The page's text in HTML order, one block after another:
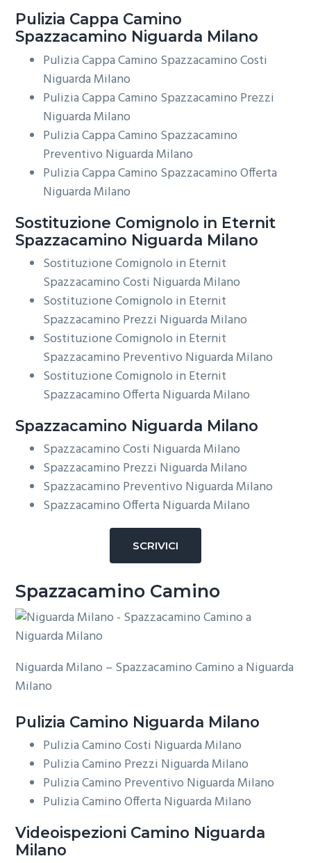
Pulizia Cappa Camino
Spazzacamino Niguarda Milano
Pulizia Cappa Camino Spazzacamino Costi
Niguarda Milano
Pulizia Cappa Camino Spazzacamino Prezzi
Niguarda Milano
Pulizia Cappa Camino Spazzacamino
Preventivo Niguarda Milano
Pulizia Cappa Camino Spazzacamino Offerta
Niguarda Milano
Sostituzione Comignolo in Eternit
Spazzacamino Niguarda Milano
Sostituzione Comignolo in Eternit
Spazzacamino Costi Niguarda Milano
Sostituzione Comignolo in Eternit
Spazzacamino Prezzi Niguarda Milano
Sostituzione Comignolo in Eternit
Spazzacamino Preventivo Niguarda Milano
Sostituzione Comignolo in Eternit
Spazzacamino Offerta Niguarda Milano
Spazzacamino Niguarda Milano
Spazzacamino Costi Niguarda Milano
Spazzacamino Prezzi Niguarda Milano
Spazzacamino Preventivo Niguarda Milano
Spazzacamino Offerta Niguarda Milano
SCRIVICI
Spazzacamino Camino
Niguarda Milano – Spazzacamino Camino a Niguarda
Milano
Pulizia Camino Niguarda Milano
Pulizia Camino Costi Niguarda Milano
Pulizia Camino Prezzi Niguarda Milano
Pulizia Camino Preventivo Niguarda Milano
Pulizia Camino Offerta Niguarda Milano
Videoispezioni Camino Niguarda
Milano